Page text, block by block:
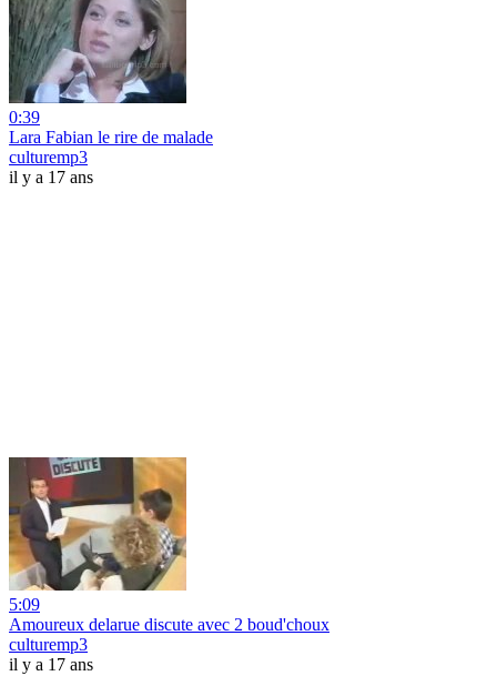
0:39
Lara Fabian le rire de malade
culturemp3
il y a 17 ans
5:09
Amoureux delarue discute avec 2 boud'choux
culturemp3
il y a 17 ans